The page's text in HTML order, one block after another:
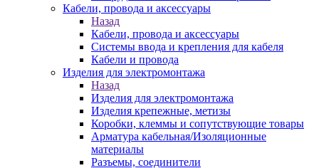
Кабели, провода и аксессуары
Назад
Кабели, провода и аксессуары
Системы ввода и крепления для кабеля
Кабели и провода
Изделия для электромонтажа
Назад
Изделия для электромонтажа
Изделия крепежные, метизы
Коробки, клеммы и сопутствующие товары
Арматура кабельная/Изоляционные
материалы
Разъемы, соединители